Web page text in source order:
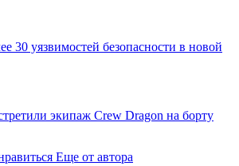
30 уязвимостей безопасности в новой
экипаж Crew Dragon на борту
Еще от автора